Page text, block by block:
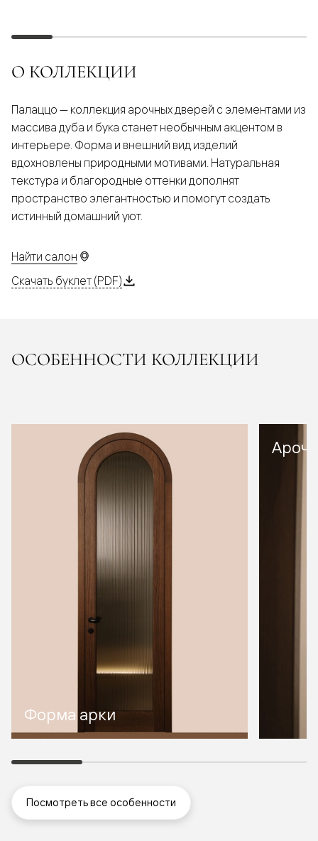
О КОЛЛЕКЦИИ
Палаццо — коллекция арочных дверей с элементами из
массива дуба и бука станет необычным акцентом в
интерьере. Форма и внешний вид изделий
вдохновлены природными мотивами. Натуральная
текстура и благородные оттенки дополнят
пространство элегантностью и помогут создать
истинный домашний уют.
Найти салон
Скачать буклет (PDF)
ОСОБЕННОСТИ КОЛЛЕКЦИИ
Форма арки
Посмотреть все особенности